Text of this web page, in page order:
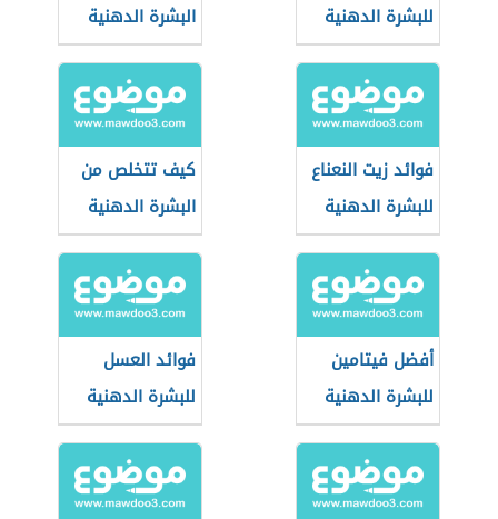
للبشرة الدهنية
البشرة الدهنية
فوائد زيت النعناع
للبشرة الدهنية
كيف تتخلص من
البشرة الدهنية
أفضل فيتامين
للبشرة الدهنية
فوائد العسل
للبشرة الدهنية